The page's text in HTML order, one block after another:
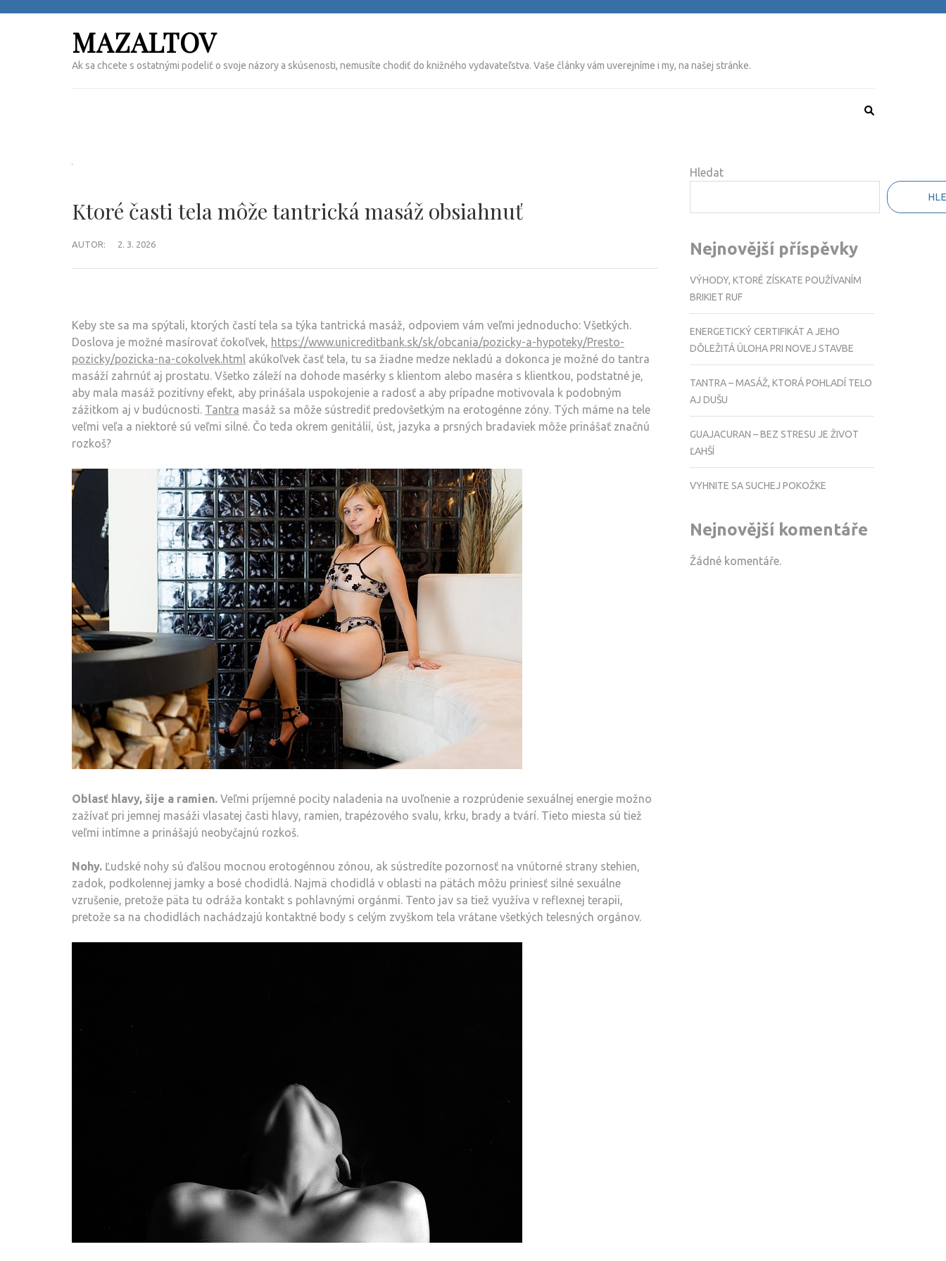
MAZALTOV
Ak sa chcete s ostatnými podeliť o svoje názory a skúsenosti, nemusíte chodiť do knižného vydavateľstva. Vaše články vám uverejníme i my, na našej stránke.
Ktoré časti tela môže tantrická masáž obsiahnuť
AUTOR: 2. 3. 2026
Keby ste sa ma spýtali, ktorých častí tela sa týka tantrická masáž, odpoviem vám veľmi jednoducho: Všetkých.
Doslova je možné masírovať čokoľvek, https://www.unicreditbank.sk/sk/obcania/pozicky-a-hypoteky/Presto-
pozicky/pozicka-na-cokolvek.html akúkoľvek časť tela, tu sa žiadne medze nekladú a dokonca je možné do tantra
masáží zahrnúť aj prostatu. Všetko záleží na dohode masérky s klientom alebo maséra s klientkou, podstatné je,
aby mala masáž pozitívny efekt, aby prinášala uspokojenie a radosť a aby prípadne motivovala k podobným
zážitkom aj v budúcnosti. Tantra masáž sa môže sústrediť predovšetkým na erotogénne zóny. Tých máme na tele
veľmi veľa a niektoré sú veľmi silné. Čo teda okrem genitálií, úst, jazyka a prsných bradaviek môže prinášať značnú
rozkoš?
Oblasť hlavy, šije a ramien. Veľmi príjemné pocity naladenia na uvoľnenie a rozprúdenie sexuálnej energie možno
zažívať pri jemnej masáži vlasatej časti hlavy, ramien, trapézového svalu, krku, brady a tvárí. Tieto miesta sú tiež
veľmi intímne a prinášajú neobyčajnú rozkoš.
Nohy. Ľudské nohy sú ďalšou mocnou erotogénnou zónou, ak sústredíte pozornosť na vnútorné strany stehien,
zadok, podkolennej jamky a bosé chodidlá. Najmä chodidlá v oblasti na pätách môžu priniesť silné sexuálne
vzrušenie, pretože päta tu odráža kontakt s pohlavnými orgánmi. Tento jav sa tiež využíva v reflexnej terapii,
pretože sa na chodidlách nachádzajú kontaktné body s celým zvyškom tela vrátane všetkých telesných orgánov.
Hledat
Nejnovější příspěvky
VÝHODY, KTORÉ ZÍSKATE POUŽÍVANÍM
BRIKIET RUF
ENERGETICKÝ CERTIFIKÁT A JEHO
DÔLEŽITÁ ÚLOHA PRI NOVEJ STAVBE
TANTRA – MASÁŽ, KTORÁ POHLADÍ TELO
AJ DUŠU
GUAJACURAN – BEZ STRESU JE ŽIVOT
ĽAHŠÍ
VYHNITE SA SUCHEJ POKOŽKE
Nejnovější komentáře
Žádné komentáře.